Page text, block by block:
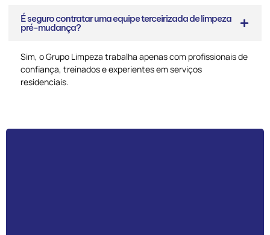
É seguro contratar uma equipe terceirizada de limpeza
pré-mudança?
Sim, o Grupo Limpeza trabalha apenas com profissionais de
confiança, treinados e experientes em serviços
residenciais.